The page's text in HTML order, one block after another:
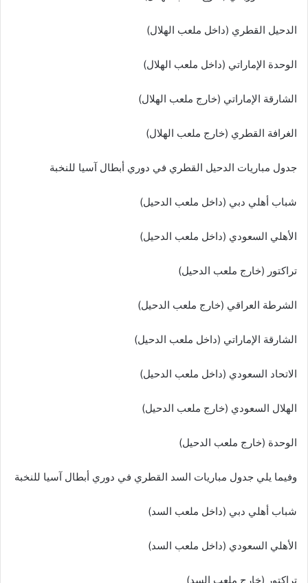
الدحيل القطري (داخل ملعب الهلال)
الوحدة الإماراتي (داخل ملعب الهلال)
الشارقة الإماراتي (خارج ملعب الهلال)
الغرافة القطري (خارج ملعب الهلال)
جدول مباريات الدحيل القطري في دوري أبطال آسيا للنخبة
شباب أهلي دبي (داخل ملعب الدحيل)
الأهلي السعودي (داخل ملعب الدحيل)
تراكتور (خارج ملعب الدحيل)
الشرطة العراقي (خارج ملعب الدحيل)
الشارقة الإماراتي (داخل ملعب الدحيل)
الاتحاد السعودي (داخل ملعب الدحيل)
الهلال السعودي (خارج ملعب الدحيل)
الوحدة (خارج ملعب الدحيل)
وفيما يلي جدول مباريات السد القطري في دوري أبطال آسيا للنخبة
شباب أهلي دبي (داخل ملعب السد)
الأهلي السعودي (داخل ملعب السد)
تراكتور (خارج ملعب السد)